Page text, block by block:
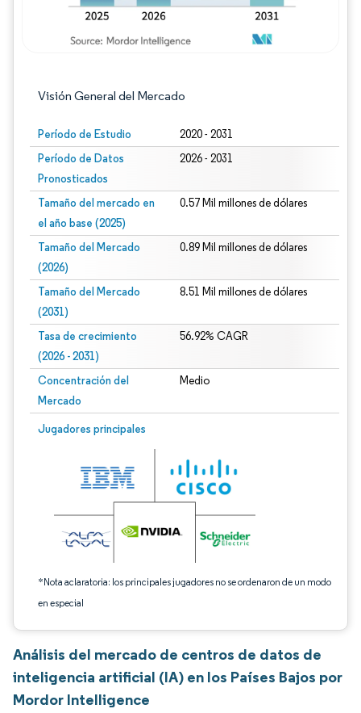
Visión General del Mercado
Período de Estudio 2020 - 2031
Período de Datos
Pronosticados
2026 - 2031
Tamaño del mercado en
el año base (2025)
0.57 Mil millones de dólares
Tamaño del Mercado
(2026)
0.89 Mil millones de dólares
Tamaño del Mercado
(2031)
8.51 Mil millones de dólares
Tasa de crecimiento
(2026 - 2031)
56.92% CAGR
Concentración del
Mercado
Medio
Jugadores principales
*Nota aclaratoria: los principales jugadores no se ordenaron de un modo
en especial
Imagen © Mordor Intelligence. El uso requiere atribución según CC BY 4.0.
Análisis del mercado de centros de datos de
inteligencia artificial (IA) en los Países Bajos por
Mordor Intelligence